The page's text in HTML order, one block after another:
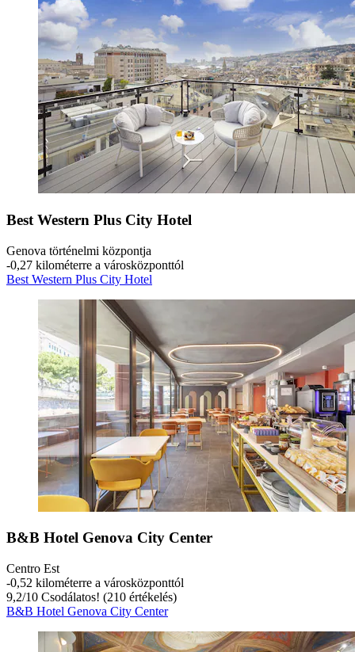
Best Western Plus City Hotel
Genova történelmi központja
‐0,27 kilométerre a városközponttól
Best Western Plus City Hotel
B&B Hotel Genova City Center
Centro Est
‐0,52 kilométerre a városközponttól
9,2/10 Csodálatos! (210 értékelés)
B&B Hotel Genova City Center